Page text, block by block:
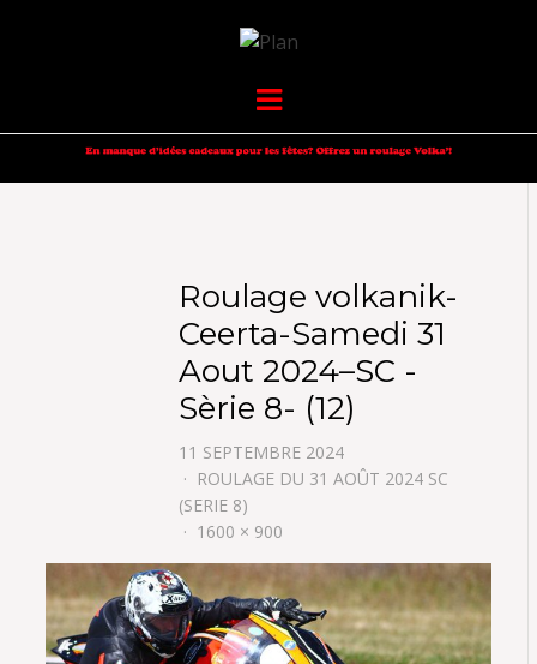
VOLKANIK-
ENDURANCE
Menu
Roulage volkanik-
Ceerta-Samedi 31
Aout 2024–SC -
Sèrie 8- (12)
11 SEPTEMBRE 2024
ROULAGE DU 31 AOÛT 2024 SC
(SERIE 8)
1600 × 900